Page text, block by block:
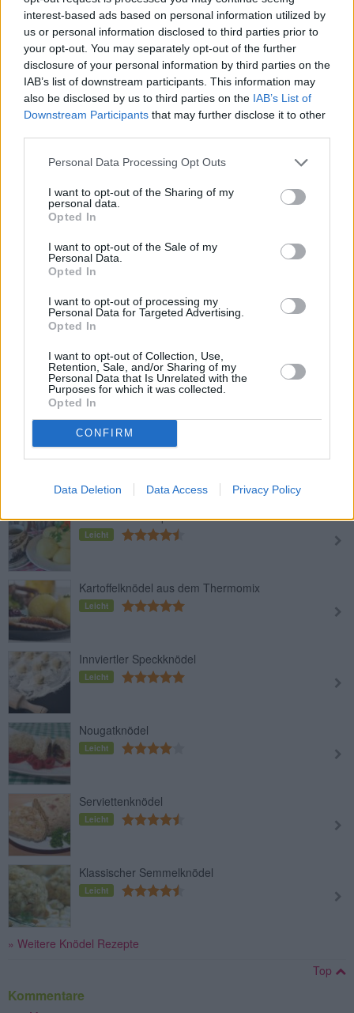
interest-based ads based on personal information utilized by
us or personal information disclosed to third parties prior to
your opt-out. You may separately opt-out of the further
disclosure of your personal information by third parties on the
IAB’s list of downstream participants. This information may
also be disclosed by us to third parties on the IAB’s List of
Downstream Participants that may further disclose it to other
Personal Data Processing Opt Outs
I want to opt-out of the Sharing of my
personal data.
Opted In
I want to opt-out of the Sale of my
Personal Data.
Opted In
I want to opt-out of processing my
Personal Data for Targeted Advertising.
Opted In
I want to opt-out of Collection, Use,
Retention, Sale, and/or Sharing of my
Personal Data that Is Unrelated with the
Purposes for which it was collected.
Opted In
CONFIRM
Data Deletion Data Access Privacy Policy
Maroni-Kartoffelknödel
Leicht
Böhmische Knödel
Preiselbeeren-Topfenknödel
Leicht
Semmelknödel-Grundrezept
Mittel
Kartoffel-Grieß-Knödel
Leicht
Brezenknödel
Böhmische Erdäpfelknödel
Leicht
Kartoffelknödel aus dem Thermomix
Leicht
Innviertler Speckknödel
Leicht
Nougatknödel
Leicht
Serviettenknödel
Leicht
Klassischer Semmelknödel
Leicht
» Weitere Knödel Rezepte
Top
Kommentare